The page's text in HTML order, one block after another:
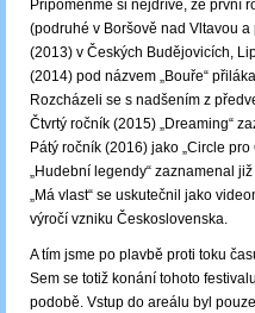
Připomeňme si nejdříve, že první
(podruhé v Boršově nad Vltavou
(2013) v Českých Budějovicích,
(2014) pod názvem „Bouře“
Rozcházeli se s nadšením z
Čtvrtý ročník (2015) „Dreaming“
Pátý ročník (2016) jako „Circle
„Hudební legendy“ zaznamenal
„Má vlast“ se uskutečnil jako
výročí vzniku Československa.
A tím jsme po plavbě proti toku
Sem se totiž konání tohoto
podobě. Vstup do areálu byl